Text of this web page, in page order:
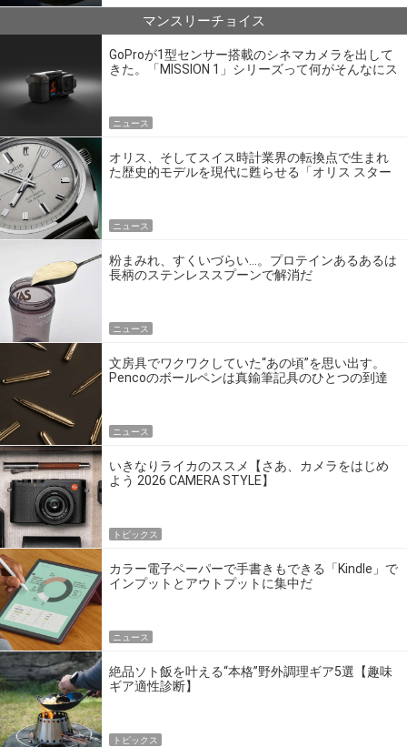
マンスリーチョイス
GoProが1型センサー搭載のシネマカメラを出して
きた。「MISSION 1」シリーズって何がそんなにス
ニュース
オリス、そしてスイス時計業界の転換点で生まれ
た歴史的モデルを現代に甦らせる「オリス スター
ニュース
粉まみれ、すくいづらい…。プロテインあるあるは
長柄のステンレススプーンで解消だ
ニュース
文房具でワクワクしていた“あの頃”を思い出す。
Pencoのボールペンは真鍮筆記具のひとつの到達
ニュース
いきなりライカのススメ【さあ、カメラをはじめ
よう 2026 CAMERA STYLE】
トピックス
カラー電子ペーパーで手書きもできる「Kindle」で
インプットとアウトプットに集中だ
ニュース
絶品ソト飯を叶える“本格”野外調理ギア5選【趣味
ギア適性診断】
トピックス